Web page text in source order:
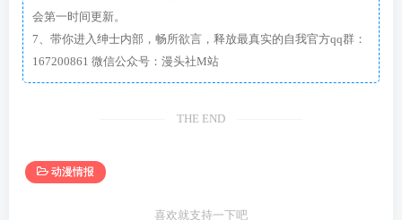
会第一时间更新。
7、带你进入绅士内部，畅所欲言，释放最真实的自我官方qq群：
167200861 微信公众号：漫头社M站
THE END
动漫情报
喜欢就支持一下吧